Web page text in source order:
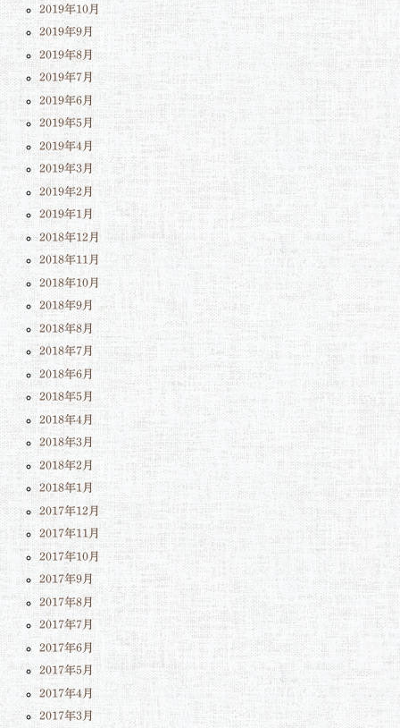
2019年10月
2019年9月
2019年8月
2019年7月
2019年6月
2019年5月
2019年4月
2019年3月
2019年2月
2019年1月
2018年12月
2018年11月
2018年10月
2018年9月
2018年8月
2018年7月
2018年6月
2018年5月
2018年4月
2018年3月
2018年2月
2018年1月
2017年12月
2017年11月
2017年10月
2017年9月
2017年8月
2017年7月
2017年6月
2017年5月
2017年4月
2017年3月